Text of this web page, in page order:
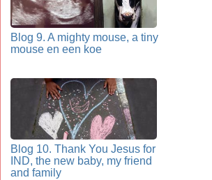
Blog 9. A mighty mouse, a tiny
mouse en een koe
Blog 10. Thank You Jesus for
IND, the new baby, my friend
and family